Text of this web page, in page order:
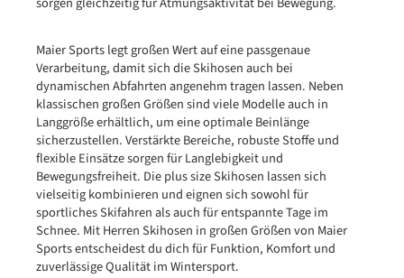
Maier Sports legt großen Wert auf eine passgenaue
Verarbeitung, damit sich die Skihosen auch bei
dynamischen Abfahrten angenehm tragen lassen. Neben
klassischen großen Größen sind viele Modelle auch in
Langgröße erhältlich, um eine optimale Beinlänge
sicherzustellen. Verstärkte Bereiche, robuste Stoffe und
flexible Einsätze sorgen für Langlebigkeit und
Bewegungsfreiheit. Die plus size Skihosen lassen sich
vielseitig kombinieren und eignen sich sowohl für
sportliches Skifahren als auch für entspannte Tage im
Schnee. Mit Herren Skihosen in großen Größen von Maier
Sports entscheidest du dich für Funktion, Komfort und
zuverlässige Qualität im Wintersport.